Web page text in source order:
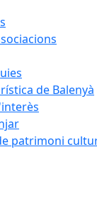
de Balenyà
patrimoni